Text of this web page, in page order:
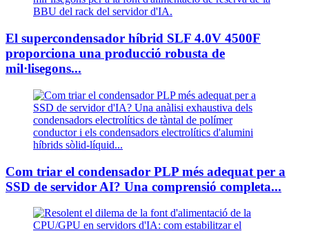
El supercondensador híbrid SLF 4.0V 4500F
proporciona una producció robusta de
mil·lisegons...
Com triar el condensador PLP més adequat per a
SSD de servidor AI? Una comprensió completa...